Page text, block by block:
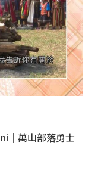
｜萬山部落勇士